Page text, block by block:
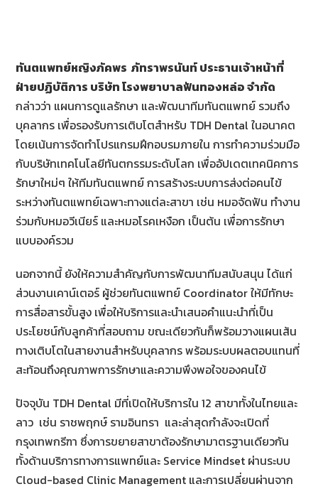
ทันตแพทย์หญิงภัคพร ภัทราพรนันท์ ประธานเจ้าหน้าที่
ฝ่ายปฏิบัติการ บริษัท โรงพยาบาลฟันทองหล่อ จำกัด
กล่าวว่า แผนการดูแลรักษา และพัฒนาทีมทันตแพทย์ รวมถึง
บุคลากร เพื่อรองรับการเติบโตสำหรับ TDH Dental ในอนาคต
โดยเน้นการจัดทำโปรแกรมฝึกอบรมภายใน การทำความร่วมมือ
กับบริษัทเทคโนโลยีทันตกรรมระดับโลก เพื่ออัปเดตเทคนิคการ
รักษาใหม่ๆ ให้ทีมทันตแพทย์ การสร้างระบบการส่งต่อคนไข้
ระหว่างทันตแพทย์เฉพาะทางแต่ละสาขา เช่น หมอจัดฟัน ทำงาน
ร่วมกับหมอวีเนียร์ และหมอโรคเหงือก เป็นต้น เพื่อการรักษา
แบบองค์รวม
นอกจากนี้ ยังให้ความสำคัญกับการพัฒนาทีมสนับสนุน ได้แก่
ส่วนงานเคาน์เตอร์ ผู้ช่วยทันตแพทย์ Coordinator ให้มีทักษะ
การสื่อสารขั้นสูง เพื่อให้บริการและนำเสนอคำแนะนำที่เป็น
ประโยชน์กับลูกค้าที่สอบถาม ขณะเดียวกันก็พร้อมวางแผนเส้น
ทางเติบโตในสายงานสำหรับบุคลากร พร้อมระบบผลตอบแทนที่
สะท้อนถึงคุณภาพการรักษาและความพึงพอใจของคนไข้
ปัจจุบัน TDH Dental มีที่เปิดให้บริการใน 12 สาขาทั้งในไทยและ
ลาว เช่น ราชพฤกษ์ รามอินทรา และล่าสุดกำลังจะเปิดที่
กรุงเทพกรีฑา ซึ่งการขยายสาขาต้องรักษามาตรฐานเดียวกัน
ทั้งด้านบริการทางการแพทย์และ Service Mindset ผ่านระบบ
Cloud-based Clinic Management และการเปลี่ยนผ่านจาก